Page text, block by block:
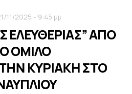
11/2025 - 9:45 μμ
ΕΛΕΥΘΕΡΙΑΣ” ΑΠΟ
ΟΜΙΛΟ
ΚΥΡΙΑΚΗ ΣΤΟ